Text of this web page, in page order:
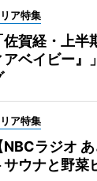
ア特集
佐賀経・上
アベイビー
ア特集
NBCラジオ
サウナと野菜